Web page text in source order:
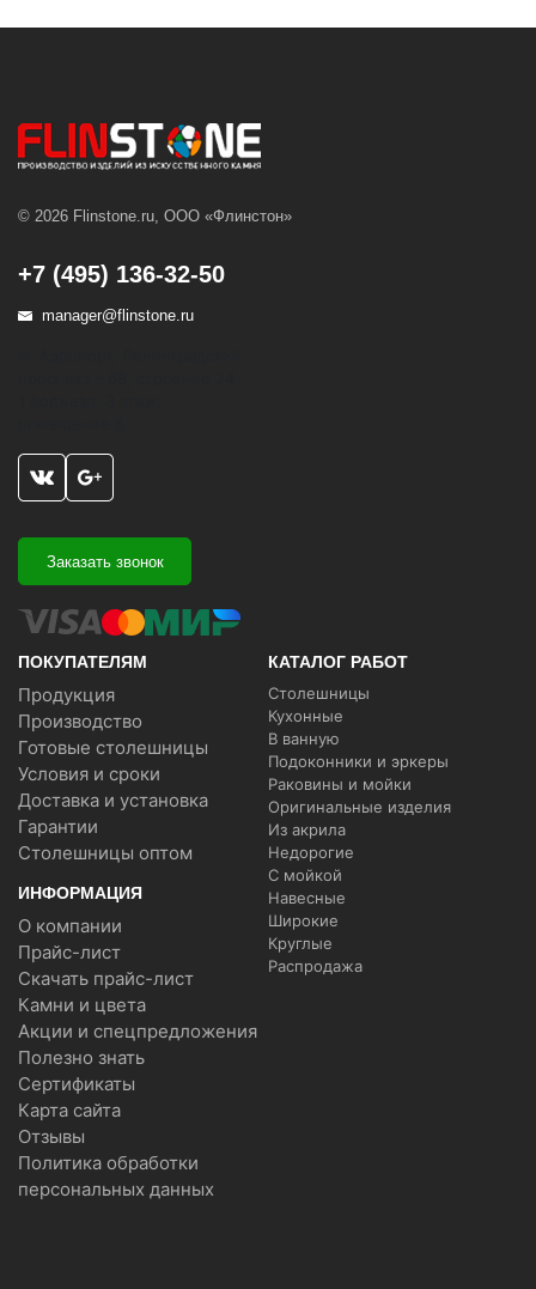
© 2026 Flinstone.ru, ООО «Флинстон»
+7 (495) 136-32-50
manager@flinstone.ru
Заказать звонок
ПОКУПАТЕЛЯМ
Продукция
Производство
Готовые столешницы
Условия и сроки
Доставка и установка
Гарантии
Столешницы оптом
ИНФОРМАЦИЯ
О компании
Прайс-лист
Скачать прайс-лист
Камни и цвета
Акции и спецпредложения
Полезно знать
Сертификаты
Карта сайта
Отзывы
Политика обработки
персональных данных
КАТАЛОГ РАБОТ
Столешницы
Кухонные
В ванную
Подоконники и эркеры
Раковины и мойки
Оригинальные изделия
Из акрила
Недорогие
С мойкой
Навесные
Широкие
Круглые
Распродажа